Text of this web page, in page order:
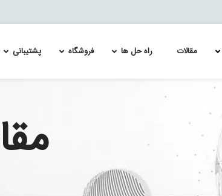
چک لیست امنیتی ایمیل
آموزش کامل فعال سازی لایسنس PLR در Cisco FMC | راهنمای گام‌به‌گام
مقالات راه حل ها
the Cisco FirePOWER Services Module
Security & User Behavior Analytics
معماری اسپلانک
فروشگاه پشتیبانی